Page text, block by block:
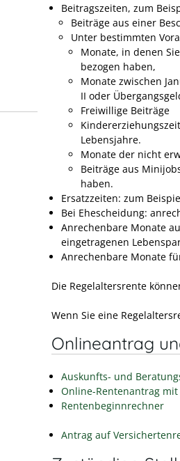
Beitragszeiten, zum
Beiträge aus einer
Unter bestimmten
Monate, in denen
bezogen haben,
Monate zwischen
II oder
Freiwillige Beiträge
Lebensjahre.
Monate der nicht
Beiträge aus
haben.
Ersatzzeiten: zum
Bei Ehescheidung:
Anrechenbare Monate
eingetragenen
Anrechenbare Monate
Die Regelaltersrente
Wenn Sie eine
Onlineantrag
Auskunfts- und
Online-Rentenantrag mit
Rentenbeginnrechner
Antrag auf